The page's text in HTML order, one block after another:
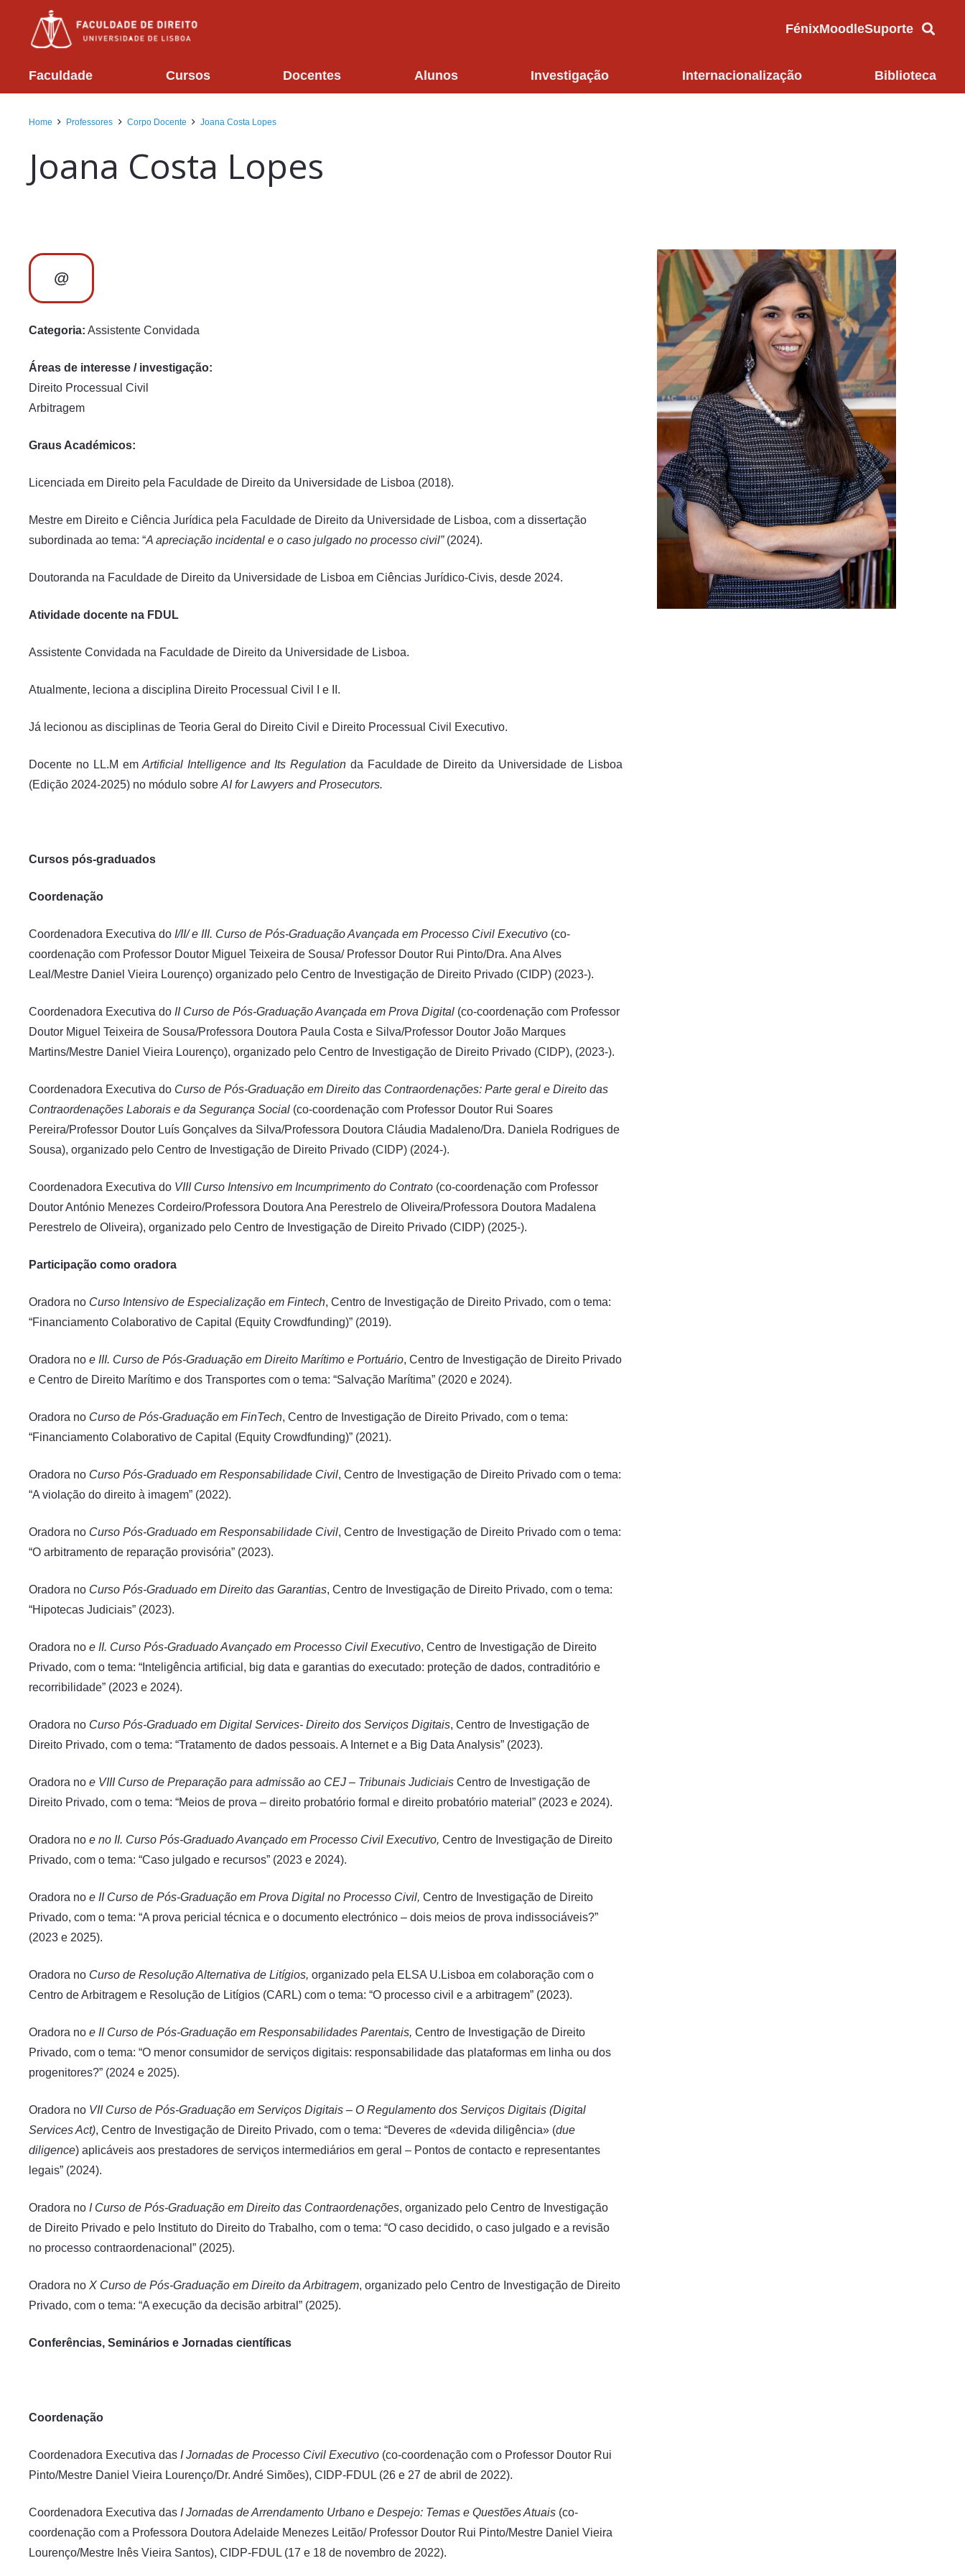
FénixMoodleSuporte
Faculdade Cursos Docentes Alunos Investigação Internacionalização Biblioteca
Home Professores Corpo Docente Joana Costa Lopes
Joana Costa Lopes
@
Categoria: Assistente Convidada
Áreas de interesse / investigação:
Direito Processual Civil
Arbitragem
Graus Académicos:
Licenciada em Direito pela Faculdade de Direito da Universidade de Lisboa (2018).
Mestre em Direito e Ciência Jurídica pela Faculdade de Direito da Universidade de Lisboa, com a dissertação
subordinada ao tema: “A apreciação incidental e o caso julgado no processo civil” (2024).
Doutoranda na Faculdade de Direito da Universidade de Lisboa em Ciências Jurídico-Civis, desde 2024.
Atividade docente na FDUL
Assistente Convidada na Faculdade de Direito da Universidade de Lisboa.
Atualmente, leciona a disciplina Direito Processual Civil I e II.
Já lecionou as disciplinas de Teoria Geral do Direito Civil e Direito Processual Civil Executivo.
Docente no LL.M emArtificial Intelligence and Its Regulation da Faculdade de Direito da Universidade de Lisboa
(Edição 2024-2025) no módulo sobre AI for Lawyers and Prosecutors.
Cursos pós-graduados
Coordenação
Coordenadora Executiva do I/II/ e III. Curso de Pós-Graduação Avançada em Processo Civil Executivo (co-
coordenação com Professor Doutor Miguel Teixeira de Sousa/ Professor Doutor Rui Pinto/Dra. Ana Alves
Leal/Mestre Daniel Vieira Lourenço) organizado pelo Centro de Investigação de Direito Privado (CIDP) (2023-).
Coordenadora Executiva do II Curso de Pós-Graduação Avançada em Prova Digital (co-coordenação com Professor
Doutor Miguel Teixeira de Sousa/Professora Doutora Paula Costa e Silva/Professor Doutor João Marques
Martins/Mestre Daniel Vieira Lourenço), organizado pelo Centro de Investigação de Direito Privado (CIDP), (2023-).
Coordenadora Executiva do Curso de Pós-Graduação em Direito das Contraordenações: Parte geral e Direito das
Contraordenações Laborais e da Segurança Social (co-coordenação com Professor Doutor Rui Soares
Pereira/Professor Doutor Luís Gonçalves da Silva/Professora Doutora Cláudia Madaleno/Dra. Daniela Rodrigues de
Sousa), organizado pelo Centro de Investigação de Direito Privado (CIDP) (2024-).
Coordenadora Executiva do VIII Curso Intensivo em Incumprimento do Contrato (co-coordenação com Professor
Doutor António Menezes Cordeiro/Professora Doutora Ana Perestrelo de Oliveira/Professora Doutora Madalena
Perestrelo de Oliveira), organizado pelo Centro de Investigação de Direito Privado (CIDP) (2025-).
Participação como oradora
Oradora no Curso Intensivo de Especialização em Fintech, Centro de Investigação de Direito Privado, com o tema:
“Financiamento Colaborativo de Capital (Equity Crowdfunding)” (2019).
Oradora no e III. Curso de Pós-Graduação em Direito Marítimo e Portuário, Centro de Investigação de Direito Privado
e Centro de Direito Marítimo e dos Transportes com o tema: “Salvação Marítima” (2020 e 2024).
Oradora no Curso de Pós-Graduação em FinTech, Centro de Investigação de Direito Privado, com o tema:
“Financiamento Colaborativo de Capital (Equity Crowdfunding)” (2021).
Oradora no Curso Pós-Graduado em Responsabilidade Civil, Centro de Investigação de Direito Privado com o tema:
“A violação do direito à imagem” (2022).
Oradora no Curso Pós-Graduado em Responsabilidade Civil, Centro de Investigação de Direito Privado com o tema:
“O arbitramento de reparação provisória” (2023).
Oradora no Curso Pós-Graduado em Direito das Garantias, Centro de Investigação de Direito Privado, com o tema:
“Hipotecas Judiciais” (2023).
Oradora no e II. Curso Pós-Graduado Avançado em Processo Civil Executivo, Centro de Investigação de Direito
Privado, com o tema: “Inteligência artificial, big data e garantias do executado: proteção de dados, contraditório e
recorribilidade” (2023 e 2024).
Oradora no Curso Pós-Graduado em Digital Services- Direito dos Serviços Digitais, Centro de Investigação de
Direito Privado, com o tema: “Tratamento de dados pessoais. A Internet e a Big Data Analysis” (2023).
Oradora no e VIII Curso de Preparação para admissão ao CEJ – Tribunais Judiciais Centro de Investigação de
Direito Privado, com o tema: “Meios de prova – direito probatório formal e direito probatório material” (2023 e 2024).
Oradora no e no II. Curso Pós-Graduado Avançado em Processo Civil Executivo, Centro de Investigação de Direito
Privado, com o tema: “Caso julgado e recursos” (2023 e 2024).
Oradora no e II Curso de Pós-Graduação em Prova Digital no Processo Civil, Centro de Investigação de Direito
Privado, com o tema: “A prova pericial técnica e o documento electrónico – dois meios de prova indissociáveis?”
(2023 e 2025).
Oradora no Curso de Resolução Alternativa de Litígios, organizado pela ELSA U.Lisboa em colaboração com o
Centro de Arbitragem e Resolução de Litígios (CARL) com o tema: “O processo civil e a arbitragem” (2023).
Oradora no e II Curso de Pós-Graduação em Responsabilidades Parentais, Centro de Investigação de Direito
Privado, com o tema: “O menor consumidor de serviços digitais: responsabilidade das plataformas em linha ou dos
progenitores?” (2024 e 2025).
Oradora no VII Curso de Pós-Graduação em Serviços Digitais – O Regulamento dos Serviços Digitais (Digital
Services Act), Centro de Investigação de Direito Privado, com o tema: “Deveres de «devida diligência» (due
diligence) aplicáveis aos prestadores de serviços intermediários em geral – Pontos de contacto e representantes
legais” (2024).
Oradora no I Curso de Pós-Graduação em Direito das Contraordenações, organizado pelo Centro de Investigação
de Direito Privado e pelo Instituto do Direito do Trabalho, com o tema: “O caso decidido, o caso julgado e a revisão
no processo contraordenacional” (2025).
Oradora no X Curso de Pós-Graduação em Direito da Arbitragem, organizado pelo Centro de Investigação de Direito
Privado, com o tema: “A execução da decisão arbitral” (2025).
Conferências, Seminários e Jornadas científicas
Coordenação
Coordenadora Executiva das I Jornadas de Processo Civil Executivo (co-coordenação com o Professor Doutor Rui
Pinto/Mestre Daniel Vieira Lourenço/Dr. André Simões), CIDP-FDUL (26 e 27 de abril de 2022).
Coordenadora Executiva das I Jornadas de Arrendamento Urbano e Despejo: Temas e Questões Atuais (co-
coordenação com a Professora Doutora Adelaide Menezes Leitão/ Professor Doutor Rui Pinto/Mestre Daniel Vieira
Lourenço/Mestre Inês Vieira Santos), CIDP-FDUL (17 e 18 de novembro de 2022).